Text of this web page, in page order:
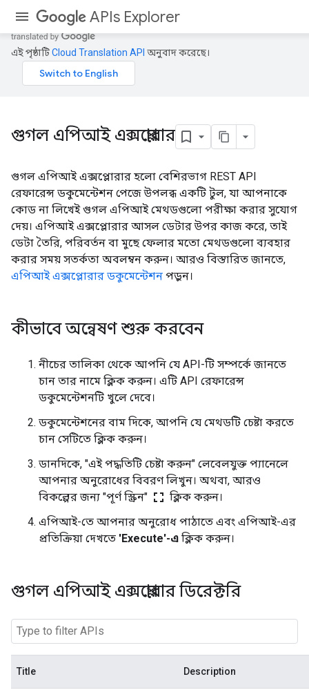
APIs Explorer
এই পৃষ্ঠাটিCloud Translation API অনুবাদ করেছে।
গুগল এপিআই এক্সপ্লোরার
গুগল এপিআই এক্সপ্লোরার হলো বেশিরভাগ REST API
রেফারেন্স ডকুমেন্টেশন পেজে উপলব্ধ একটি টুল, যা আপনাকে
কোড না লিখেই গুগল এপিআই মেথডগুলো পরীক্ষা করার সুযোগ
দেয়। এপিআই এক্সপ্লোরার আসল ডেটার উপর কাজ করে, তাই
ডেটা তৈরি, পরিবর্তন বা মুছে ফেলার মতো মেথডগুলো ব্যবহার
করার সময় সতর্কতা অবলম্বন করুন। আরও বিস্তারিত জানতে,
এপিআই এক্সপ্লোরার ডকুমেন্টেশন পড়ুন।
কীভাবে অন্বেষণ শুরু করবেন
নীচের তালিকা থেকে আপনি যে API-টি সম্পর্কে জানতে
চান তার নামে ক্লিক করুন। এটি API রেফারেন্স
ডকুমেন্টেশনটি খুলে দেবে।
ডকুমেন্টেশনের বাম দিকে, আপনি যে মেথডটি চেষ্টা করতে
চান সেটিতে ক্লিক করুন।
ডানদিকে, "এই পদ্ধতিটি চেষ্টা করুন" লেবেলযুক্ত প্যানেলে
আপনার অনুরোধের বিবরণ লিখুন। অথবা, আরও
বিকল্পের জন্য "পূর্ণ স্ক্রিন" fullscreen ক্লিক করুন।
এপিআই-তে আপনার অনুরোধ পাঠাতে এবং এপিআই-এর
প্রতিক্রিয়া দেখতে 'Execute'-এ ক্লিক করুন।
গুগল এপিআই এক্সপ্লোরার ডিরেক্টরি
Title Description